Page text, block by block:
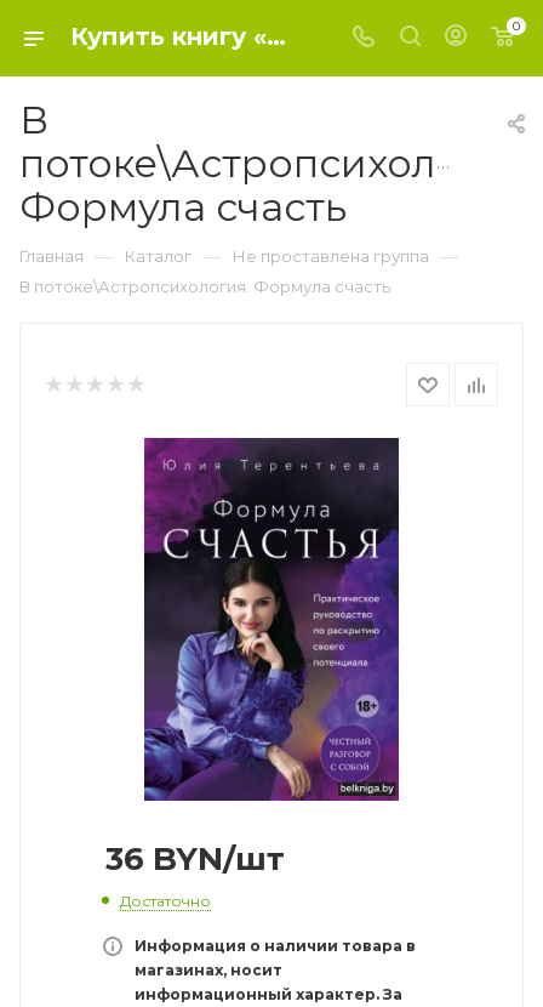
Купить книгу «В потоке\Астропсихология. Формула счасть» 2022, Терентьева Ю.В. - Не проставлена группа 0
В
потоке\Астропсихология.
Формула счасть
Главная — Каталог — Не проставлена группа —
В потоке\Астропсихология. Формула счасть
36 BYN/шт
Достаточно
Информация о наличии товара в
магазинах, носит
информационный характер. За